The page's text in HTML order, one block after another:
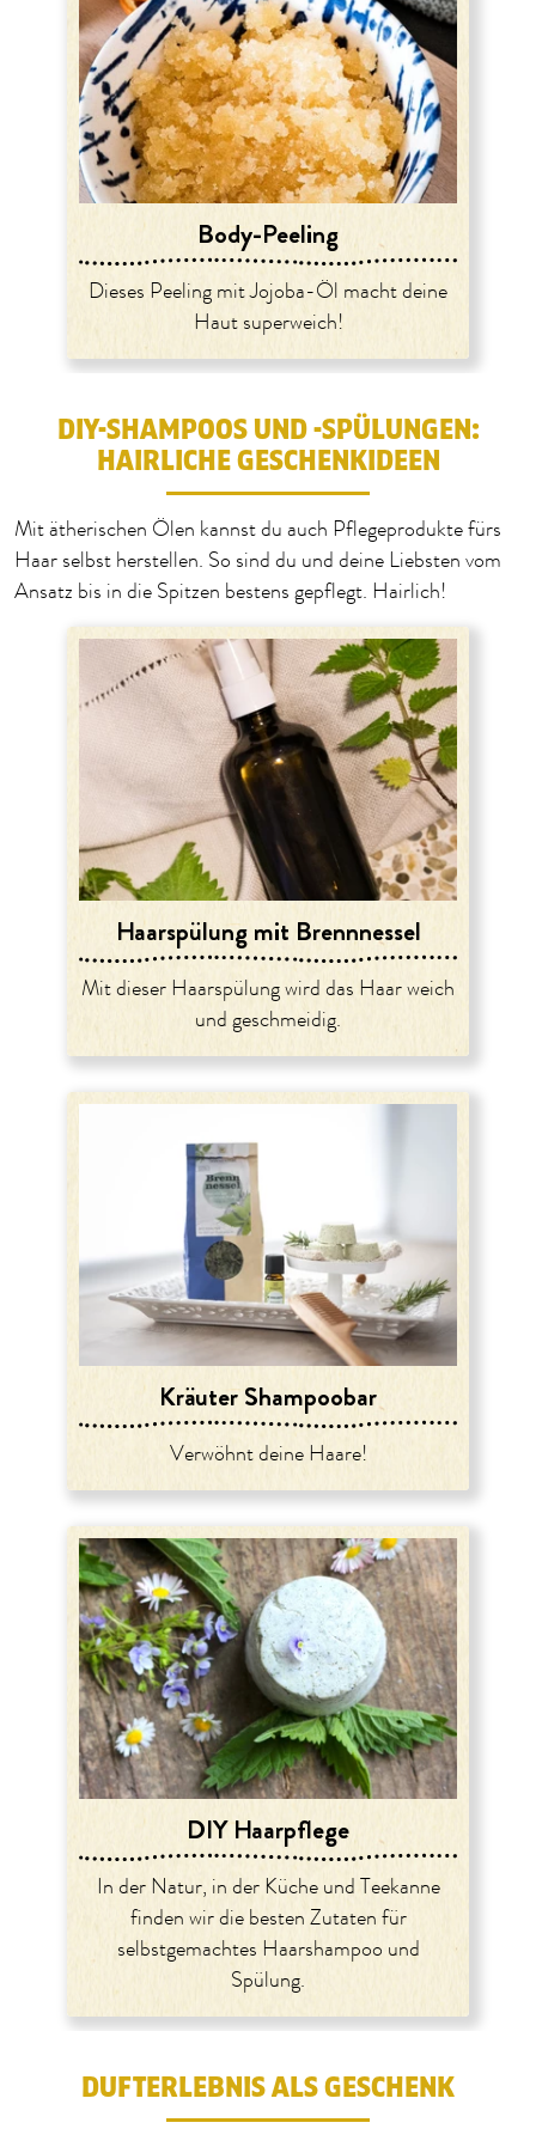
Body-Peeling
Dieses Peeling mit Jojoba-Öl macht deine
Haut superweich!
DIY-SHAMPOOS UND -SPÜLUNGEN:
HAIRLICHE GESCHENKIDEEN
Mit ätherischen Ölen kannst du auch Pflegeprodukte fürs
Haar selbst herstellen. So sind du und deine Liebsten vom
Ansatz bis in die Spitzen bestens gepflegt. Hairlich!
Haarspülung mit Brennnessel
Mit dieser Haarspülung wird das Haar weich
und geschmeidig.
Kräuter Shampoobar
Verwöhnt deine Haare!
DIY Haarpflege
In der Natur, in der Küche und Teekanne
finden wir die besten Zutaten für
selbstgemachtes Haarshampoo und
Spülung.
DUFTERLEBNIS ALS GESCHENK